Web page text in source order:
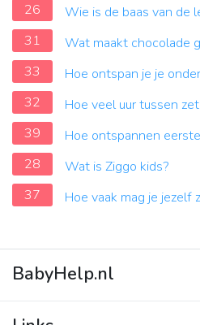
26
Wie is de baas van de
31
Wat maakt chocolade
33
Hoe ontspan je je
32
Hoe veel uur tussen
39
Hoe ontspannen
28
Wat is Ziggo kids?
37
Hoe vaak mag je jezelf
BabyHelp.nl